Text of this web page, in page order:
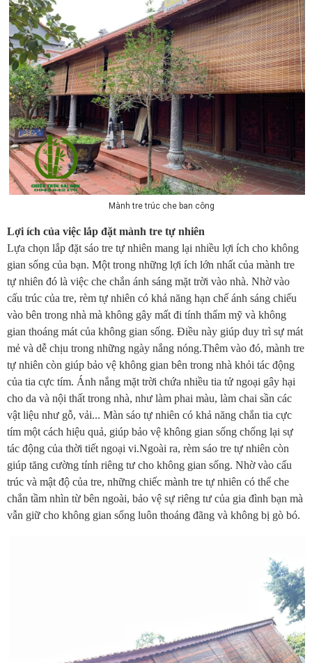
Mành tre trúc che ban công
Lợi ích của việc lắp đặt mành tre tự nhiên
Lựa chọn lắp đặt sáo tre tự nhiên mang lại nhiều lợi ích cho không
gian sống của bạn. Một trong những lợi ích lớn nhất của mành tre
tự nhiên đó là việc che chắn ánh sáng mặt trời vào nhà. Nhờ vào
cấu trúc của tre, rèm tự nhiên có khả năng hạn chế ánh sáng chiếu
vào bên trong nhà mà không gây mất đi tính thẩm mỹ và không
gian thoáng mát của không gian sống. Điều này giúp duy trì sự mát
mẻ và dễ chịu trong những ngày nắng nóng.Thêm vào đó, mành tre
tự nhiên còn giúp bảo vệ không gian bên trong nhà khỏi tác động
của tia cực tím. Ánh nắng mặt trời chứa nhiều tia tử ngoại gây hại
cho da và nội thất trong nhà, như làm phai màu, làm chai sần các
vật liệu như gỗ, vải... Màn sáo tự nhiên có khả năng chắn tia cực
tím một cách hiệu quả, giúp bảo vệ không gian sống chống lại sự
tác động của thời tiết ngoại vi.Ngoài ra, rèm sáo tre tự nhiên còn
giúp tăng cường tính riêng tư cho không gian sống. Nhờ vào cấu
trúc và mật độ của tre, những chiếc mành tre tự nhiên có thể che
chắn tầm nhìn từ bên ngoài, bảo vệ sự riêng tư của gia đình bạn mà
vẫn giữ cho không gian sống luôn thoáng đãng và không bị gò bó.